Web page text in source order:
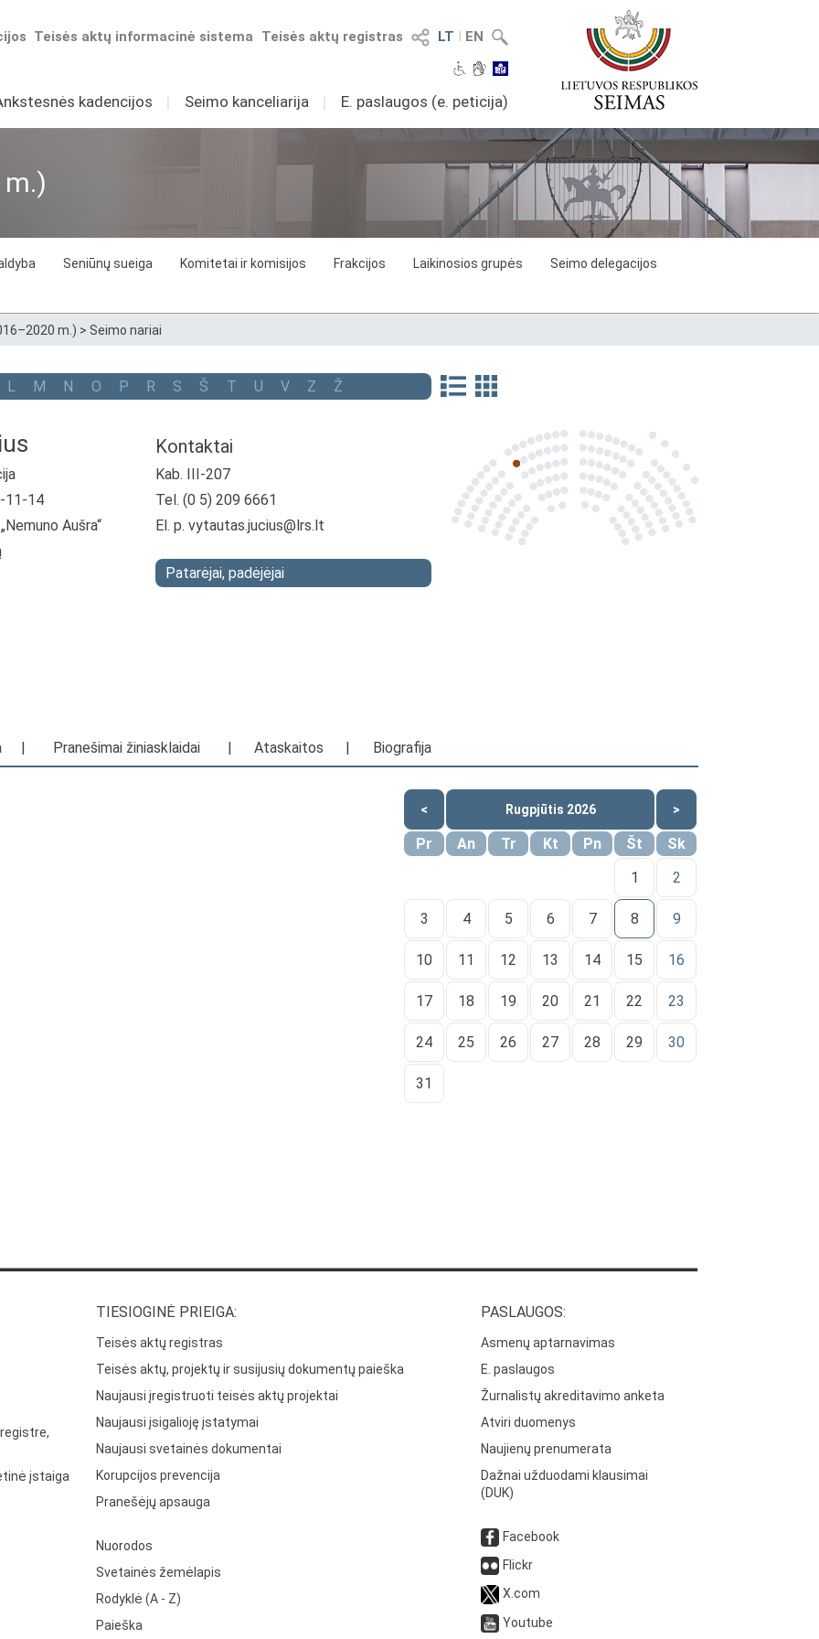
LT I EN
Teisės aktų registras
Teisės aktų informacinė sistema
kadencijos I Seimo kanceliarija I E. paslaugos (e. peticija)
Seniūnų sueiga Komitetai ir komisijos Frakcijos Laikinosios grupės
Seimo delegacijos
m.) > Seimo nariai
L M N O P R S Š T U V Z Ž
11-14
Aušra“
Kontaktai
Kab. III-207
Tel. (0 5) 209 6661
El. p. vytautas.jucius@lrs.lt
Patarėjai, padėjėjai
Pranešimai žiniasklaidai Ataskaitos Biografija
< Rugpjūtis 2026 >
Pr An Tr Kt Pn Št
Sk
1
2
3 4 5 6 7 8 9
10 11 12 13 14 15 16
17 18 19 20 21 22 23
24 25 26 27 28 29 30
31
įstaiga
TIESIOGINĖ PRIEIGA:
Teisės aktų registras
Teisės aktų, projektų ir susijusių dokumentų paieška
Naujausi įregistruoti teisės aktų projektai
Naujausi įsigalioję įstatymai
Naujausi svetainės dokumentai
Korupcijos prevencija
Pranešėjų apsauga
Nuorodos
Svetainės žemėlapis
Rodyklė (A - Z)
Paieška
PASLAUGOS:
Asmenų aptarnavimas
E. paslaugos
Žurnalistų akreditavimo anketa
Atviri duomenys
Naujienų prenumerata
Dažnai užduodami klausimai
(DUK)
Facebook
Flickr
X.com
Youtube